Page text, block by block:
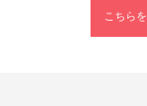
こちら